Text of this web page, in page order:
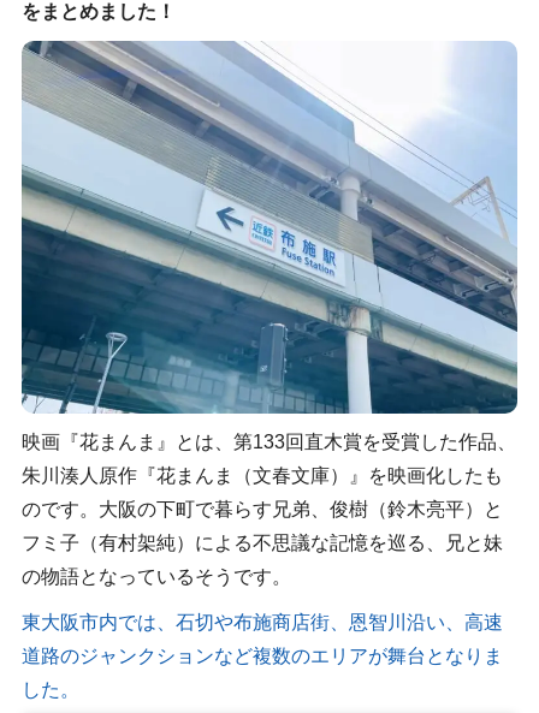
をまとめました！
映画『花まんま』とは、第133回直木賞を受賞した作品、
朱川湊人原作『花まんま（文春文庫）』を映画化したも
のです。大阪の下町で暮らす兄弟、俊樹（鈴木亮平）と
フミ子（有村架純）による不思議な記憶を巡る、兄と妹
の物語となっているそうです。
東大阪市内では、石切や布施商店街、恩智川沿い、高速
道路のジャンクションなど複数のエリアが舞台となりま
した。